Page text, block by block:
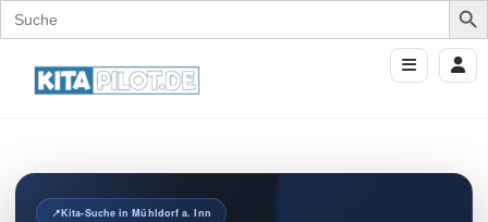
Search
for:
Kita-Suche in Mühldorf a. Inn